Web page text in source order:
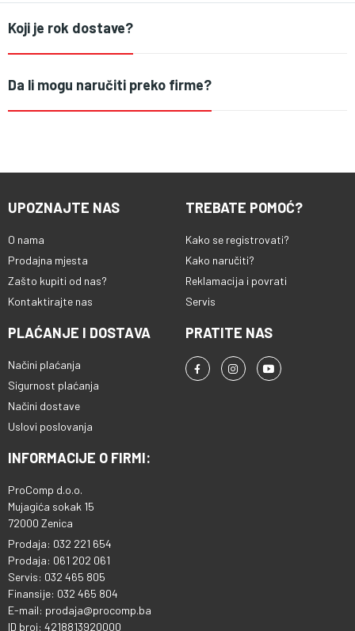
Koji je rok dostave?
Da li mogu naručiti preko firme?
UPOZNAJTE NAS
O nama
Prodajna mjesta
Zašto kupiti od nas?
Kontaktirajte nas
TREBATE POMOĆ?
Kako se registrovati?
Kako naručiti?
Reklamacija i povrati
Servis
PLAĆANJE I DOSTAVA
Načini plaćanja
Sigurnost plaćanja
Načini dostave
Uslovi poslovanja
PRATITE NAS
INFORMACIJE O FIRMI:
ProComp d.o.o.
Mujagića sokak 15
72000 Zenica
Prodaja: 032 221 654
Prodaja: 061 202 061
Servis: 032 465 805
Finansije: 032 465 804
E-mail: prodaja@procomp.ba
ID broj: 4218813920000